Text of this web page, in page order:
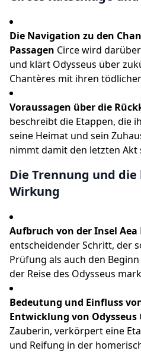
Die Navigation zu den
Passagen Circe wird
und klärt Odysseus über
Chantères mit ihren
Voraussagen über die
beschreibt die Etappen, die
seine Heimat und sein
nimmt damit den letzten Akt
Die Trennung und
Wirkung
Aufbruch von der Insel Aea
entscheidender Schritt, der
Prüfung als auch den
der Reise des Odysseus
Bedeutung und Einfluss
Entwicklung von Odysseus
Zauberin, verkörpert eine
und Reifung in der